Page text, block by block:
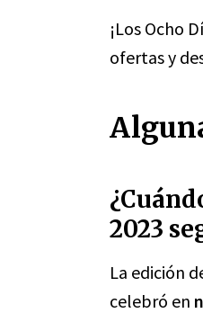
¡Los Ocho
ofertas y
2023
La edición
celebró en